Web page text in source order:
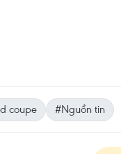
coupe #Nguồn tin